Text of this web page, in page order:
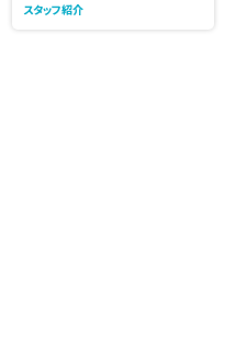
スタッフ紹介